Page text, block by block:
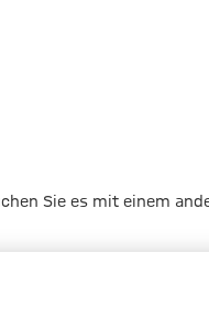
Sie es mit einem